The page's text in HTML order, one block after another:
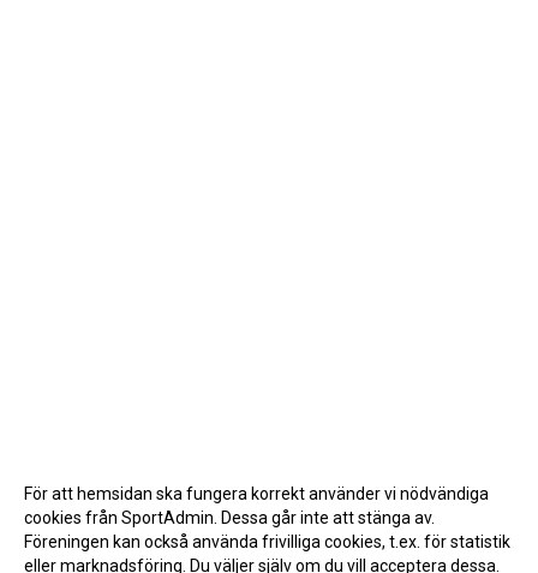
För att hemsidan ska fungera korrekt använder vi nödvändiga
cookies från SportAdmin. Dessa går inte att stänga av.
Föreningen kan också använda frivilliga cookies, t.ex. för statistik
eller marknadsföring. Du väljer själv om du vill acceptera dessa.